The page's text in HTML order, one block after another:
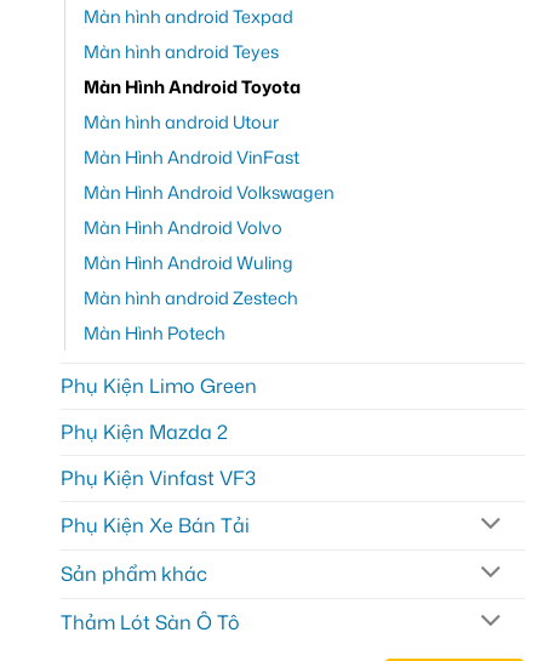
Màn hình android Texpad
Màn hình android Teyes
Màn Hình Android Toyota
Màn hình android Utour
Màn Hình Android VinFast
Màn Hình Android Volkswagen
Màn Hình Android Volvo
Màn Hình Android Wuling
Màn hình android Zestech
Màn Hình Potech
Phụ Kiện Limo Green
Phụ Kiện Mazda 2
Phụ Kiện Vinfast VF3
Phụ Kiện Xe Bán Tải
Sản phẩm khác
Thảm Lót Sàn Ô Tô